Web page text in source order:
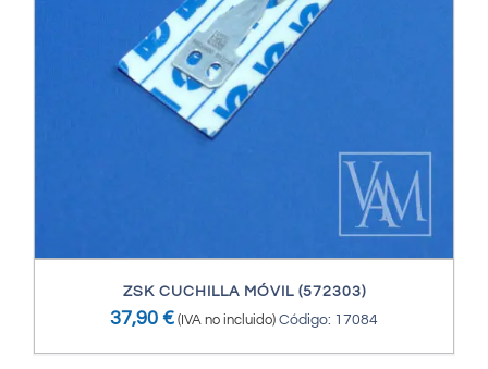
ZSK CUCHILLA MÓVIL (572303)
37,90 € (IVA no incluido) Código: 17084